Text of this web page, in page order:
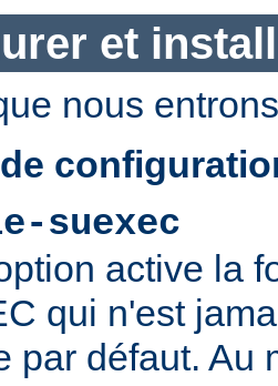
et
nous
suexec
active la
qui n'est
par défaut. Au